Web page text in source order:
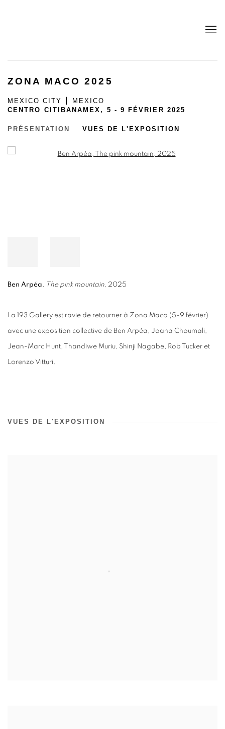
ZONA MACO 2025
MEXICO CITY ⎮ MEXICO
CENTRO CITIBANAMEX, 5 - 9 FÉVRIER 2025
PRÉSENTATION VUES DE L'EXPOSITION
Open a larger version of the following image in a popup:
Ben Arpéa, The pink mountain, 2025
La 193 Gallery est ravie de retourner à Zona Maco (5-9 février)
avec une exposition collective de Ben Arpéa, Joana Choumali,
Jean-Marc Hunt, Thandiwe Muriu, Shinji Nagabe, Rob Tucker et
Lorenzo Vitturi.
VUES DE L'EXPOSITION